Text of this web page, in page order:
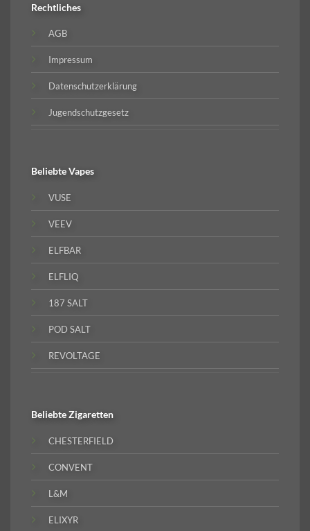
Rechtliches
AGB
Impressum
Datenschutzerklärung
Jugendschutzgesetz
BeliebteVapes
VUSE
VEEV
ELFBAR
ELFLIQ
187 SALT
POD SALT
REVOLTAGE
BeliebteZigaretten
CHESTERFIELD
CONVENT
L&M
ELIXYR